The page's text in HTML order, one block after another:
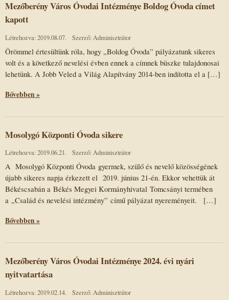
Mezőberény Város Óvodai Intézménye Boldog Óvoda címet
kapott
Létrehozva: 2019.08.07. Szerző: Adminisztrátor
Örömmel értesültünk róla, hogy „Boldog Óvoda” pályázatunk sikeres
volt és a következő nevelési évben ennek a címnek büszke tulajdonosai
lehetünk. A Jobb Veled a Világ Alapítvány 2014-ben indította el a […]
Bővebben »
Mosolygó Központi Óvoda sikere
Létrehozva: 2019.06.21. Szerző: Adminisztrátor
A Mosolygó Központi Óvoda gyermek, szülő és nevelő közösségének
újabb sikeres napja érkezett el 2019. június 21-én. Ekkor vehettük át
Békéscsabán a Békés Megyei Kormányhivatal Tomcsányi termében
a „Család és nevelési intézmény” című pályázat nyereményeit. […]
Bővebben »
Mezőberény Város Óvodai Intézménye 2024. évi nyári
nyitvatartása
Létrehozva: 2019.02.14. Szerző: Adminisztrátor